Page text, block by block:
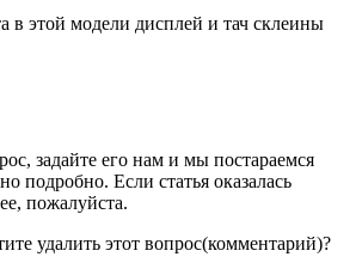
в этой модели дисплей и тач склеины
задайте его нам и мы постараемся
подробно. Если статья оказалась
пожалуйста.
удалить этот вопрос(комментарий)?